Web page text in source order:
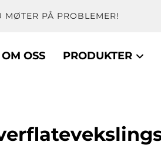
MØTER PÅ PROBLEMER!
OM OSS PRODUKTER